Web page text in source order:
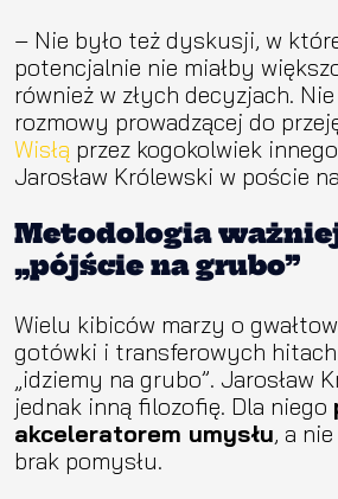
– Nie było też dyskusji, w
potencjalnie nie miałby
również w złych decyzjach.
rozmowy prowadzącej do
Wisłą przez kogokolwiek
Jarosław Królewski w poście
Metodologia
„pójście na grubo”
Wielu kibiców marzy o
gotówki i transferowych hitach
„idziemy na grubo”. Jarosław
jednak inną filozofię. Dla niego
akceleratorem umysłu, a
brak pomysłu.